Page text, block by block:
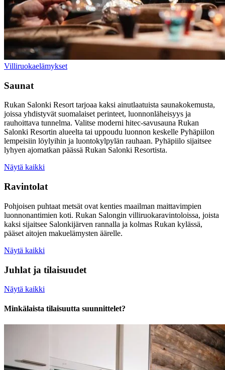
Villiruokaelämykset
Saunat
Rukan Salonki Resort tarjoaa kaksi ainutlaatuista saunakokemusta,
joissa yhdistyvät suomalaiset perinteet, luonnonläheisyys ja
rauhoittava tunnelma. Valitse moderni hitec-savusauna Rukan
Salonki Resortin alueelta tai uppoudu luonnon keskelle Pyhäpiilon
lempeisiin löylyihin ja luontokylpylän rauhaan. Pyhäpiilo sijaitsee
lyhyen ajomatkan päässä Rukan Salonki Resortista.
Näytä kaikki
Ravintolat
Pohjoisen puhtaat metsät ovat kenties maailman maittavimpien
luonnonantimien koti. Rukan Salongin villiruokaravintoloissa, joista
kaksi sijaitsee Salonkijärven rannalla ja kolmas Rukan kylässä,
pääset aitojen makuelämysten äärelle.
Näytä kaikki
Juhlat ja tilaisuudet
Näytä kaikki
Minkälaista tilaisuutta suunnittelet?